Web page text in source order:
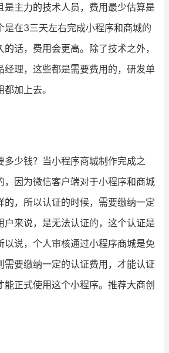
是主力的技术人员，费用最少估算是
是在3三天左右完成小程序和商城的
话，费用会更高。除了技术之外，
经理，这些都是需要费用的，研发单
加上去。
多少钱？当小程序商城制作完成之
，因为微信客户端对于小程序和商城
的，所以认证的时候，需要缴纳一定
户来说，是无法认证的，这个认证是
以说，个人审核通过小程序商城是免
需要缴纳一定的认证费用，才能认证
能正式使用这个小程序。推荐大商创